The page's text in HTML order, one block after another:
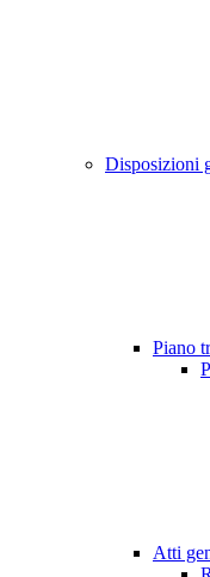
Disposizioni
Piano
Atti